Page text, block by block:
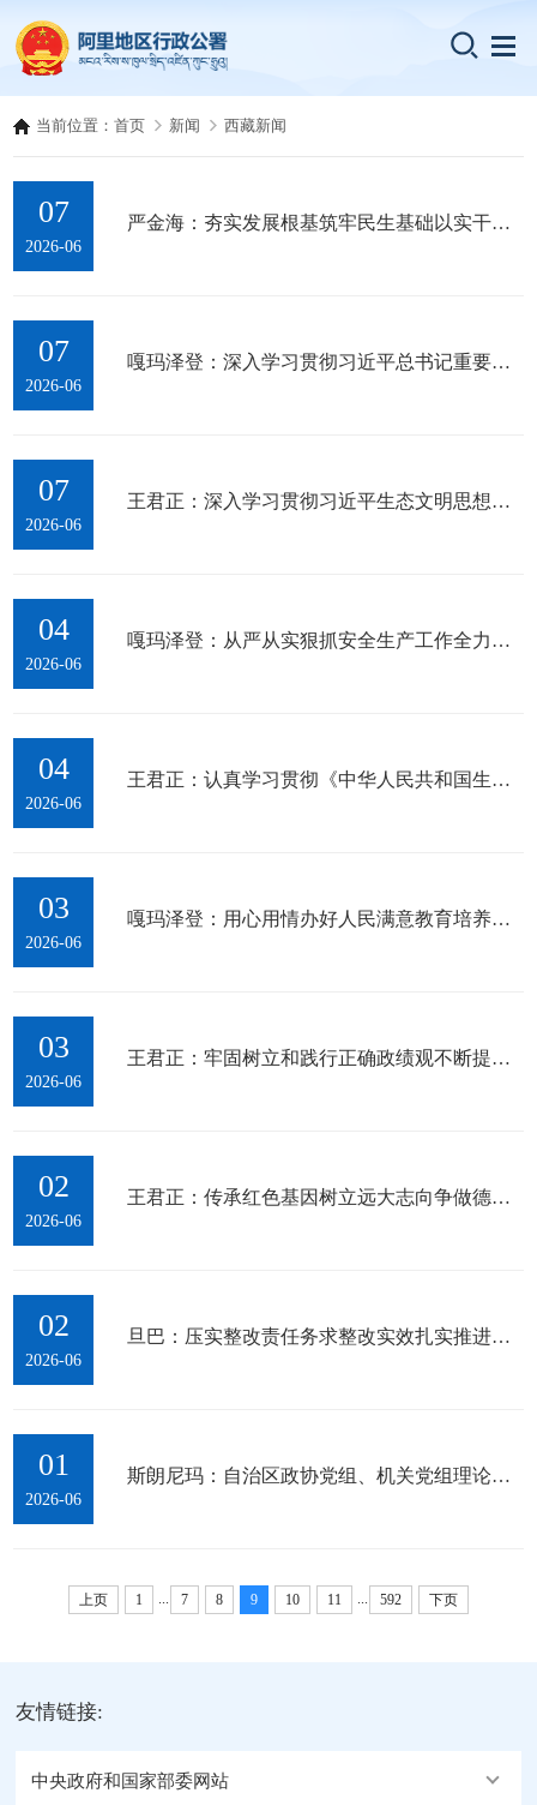
当前位置：首页 新闻 西藏新闻
07
2026-06
严金海：夯实发展根基筑牢民生基础以实干实绩推动高质量发展
07
2026-06
嘎玛泽登：深入学习贯彻习近平总书记重要讲话精神奋力谱写中国式现代化...
07
2026-06
王君正：深入学习贯彻习近平生态文明思想坚决做好中央生态环境保护督察...
04
2026-06
嘎玛泽登：从严从实狠抓安全生产工作全力保障人民群众生命财产安全和社...
04
2026-06
王君正：认真学习贯彻《中华人民共和国生态环境法典》 强化法治意识提升...
03
2026-06
嘎玛泽登：用心用情办好人民满意教育培养更多担当民族复兴大任的时代新人
03
2026-06
王君正：牢固树立和践行正确政绩观不断提升综合素质恪尽职守做好工作努...
02
2026-06
王君正：传承红色基因树立远大志向争做德智体美劳全面发展的社会主义建...
02
2026-06
旦巴：压实整改责任务求整改实效扎实推进中央生态环境保护督察边督边改工作
01
2026-06
斯朗尼玛：自治区政协党组、机关党组理论学习中心组学习会召开
上页 1 7 8 9 10 11 592 下页
友情链接:
中央政府和国家部委网站